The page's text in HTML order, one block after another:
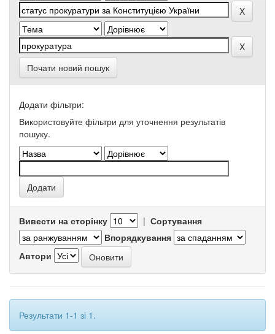
Почати новий пошук
Додати фільтри:
Використовуйте фільтри для уточнення результатів
пошуку.
Вивести на сторінку | Сортування
Впорядкування
Автори
Результати 1-1 зі 1.